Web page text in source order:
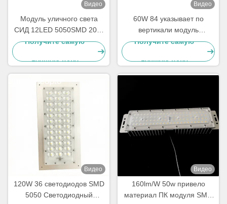
Видео
Модуль уличного света
СИД 12LED 5050SMD 20W
30W с Heatsink
Получите самую
лучшую цену
Видео
60W 84 указывает по
вертикали модуль
239x45mm уличного света
Получите самую
лучшую цену
Видео
120W 36 светодиодов SMD
5050 Светодиодный
Видео
160lm/W 50w привело
материал ПК модуля SMD